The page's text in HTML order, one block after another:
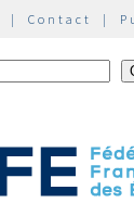
| Contact |